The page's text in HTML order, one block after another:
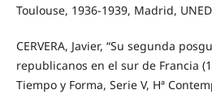
Toulouse, 1936-1939, Madrid,
CERVERA, Javier, “Su segunda
republicanos en el sur de Francia
Tiempo y Forma, Serie V, Hª